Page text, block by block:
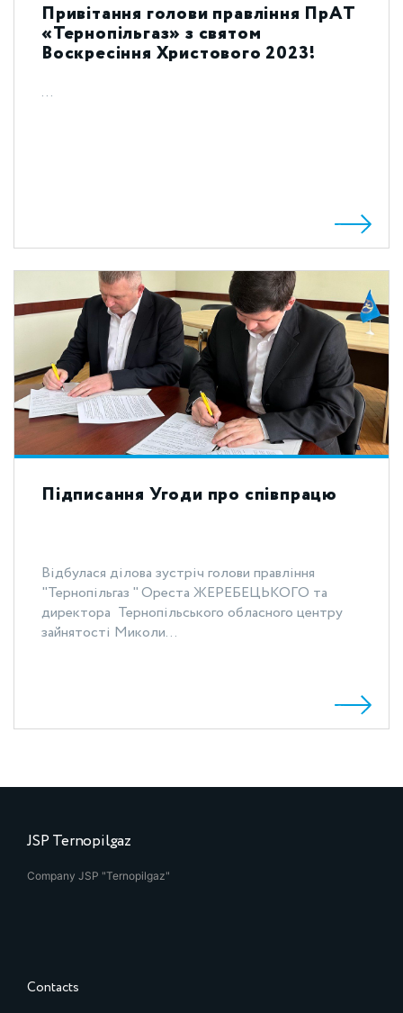
Привітання голови правління ПрАТ
«Тернопільгаз» з святом
Воскресіння Христового 2023!
...
Підписання Угоди про співпрацю
Відбулася ділова зустріч голови правління
"Тернопільгаз " Ореста ЖЕРЕБЕЦЬКОГО та
директора Тернопільського обласного центру
зайнятості Миколи...
JSP Ternopilgaz
Company JSP "Ternopilgaz"
Contacts